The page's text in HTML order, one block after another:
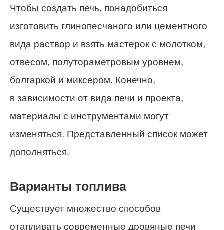
Чтобы создать печь, понадобиться
изготовить глинопесчаного или цементного
вида раствор и взять мастерок с молотком,
отвесом, полутораметровым уровнем,
болгаркой и миксером. Конечно,
в зависимости от вида печи и проекта,
материалы с инструментами могут
изменяться. Представленный список может
дополняться.
Варианты топлива
Существует множество способов
отапливать современные дровяные печи